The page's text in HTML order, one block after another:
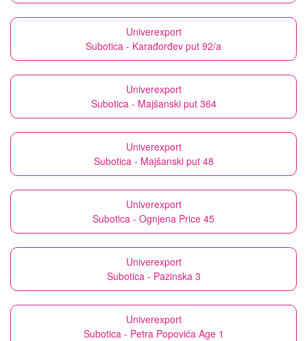
Univerexport
Subotica - Karađorđev put 92/a
Univerexport
Subotica - Majšanski put 364
Univerexport
Subotica - Majšanski put 48
Univerexport
Subotica - Ognjena Price 45
Univerexport
Subotica - Pazinska 3
Univerexport
Subotica - Petra Popovića Age 1